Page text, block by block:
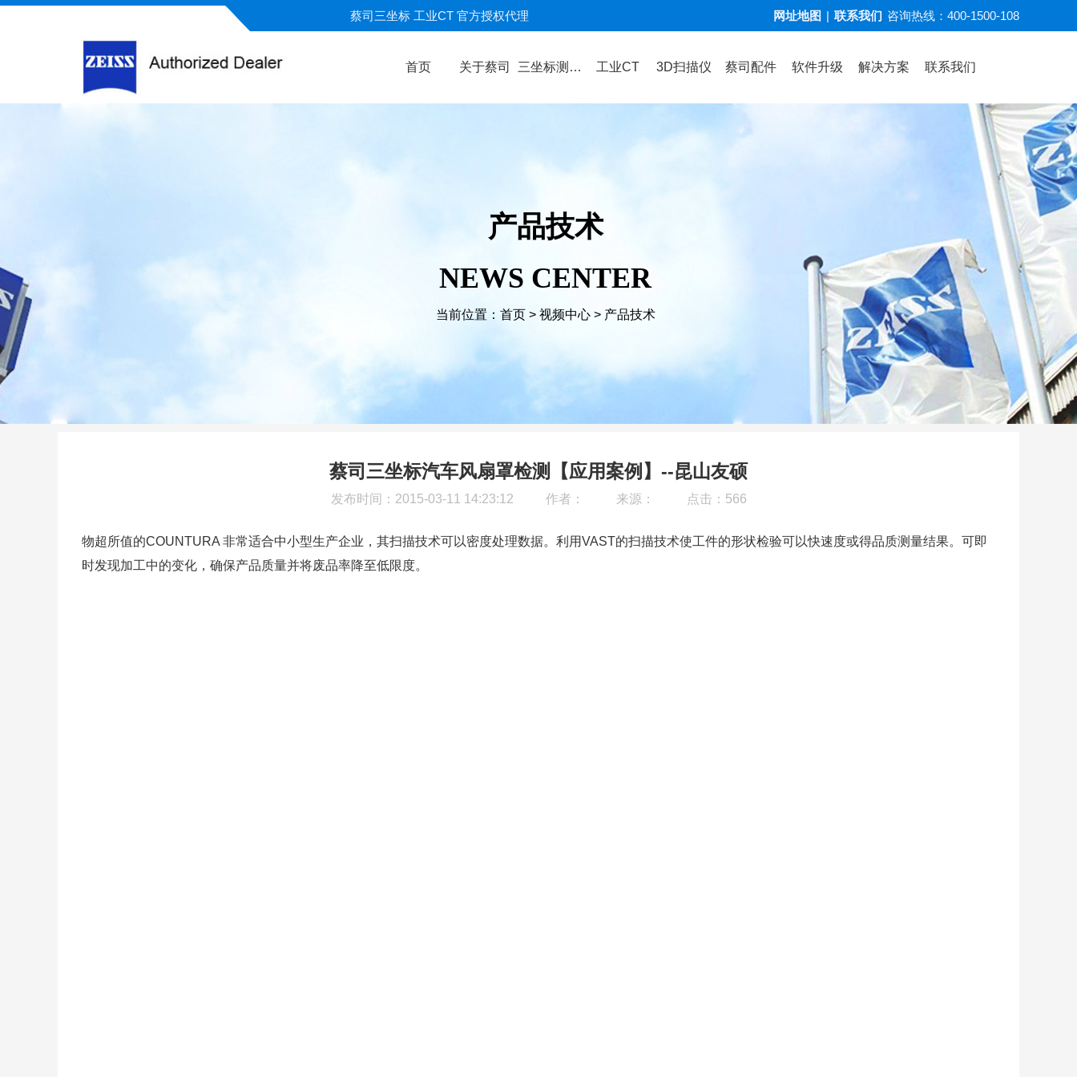
蔡司三坐标 工业CT 官方授权代理 网址地图 | 联系我们 咨询热线： 400-1500-108
首页 关于蔡司 三坐标测量机 工业CT 3D扫描仪 蔡司配件 软件升级 解决方案 联系我们
产品技术
NEWS CENTER
当前位置： 首页> 视频中心> 产品技术
蔡司三坐标汽车风扇罩检测【应用案例】--昆山友硕
发布时间：2015-03-11 14:23:12 作者： 来源： 点击： 566
物超所值的COUNTURA 非常适合中小型生产企业，其扫描技术可以密度处理数据。利用VAST的扫描技术使工件的形状检验可以快速度或得品质测量结果。可即
时发现加工中的变化，确保产品质量并将废品率降至低限度。